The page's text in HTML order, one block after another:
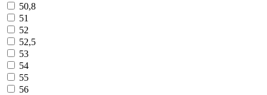
50,8
51
52
52,5
53
54
55
56